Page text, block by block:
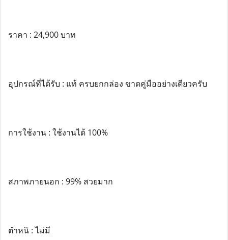
ราคา : 24,900 บาท
อุปกรณ์ที่ได้รับ : แท้ ครบยกกล่อง ขาดคู่มืออย่างเดียวครับ
การใช้งาน : ใช้งานได้ 100%
สภาพภายนอก : 99% สวยมาก
ตำหนิ : ไม่มี